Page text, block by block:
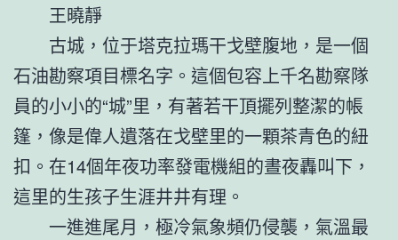
王曉靜
古城，位于塔克拉瑪干戈壁腹地，是一個
石油勘察項目標名字。這個包容上千名勘察隊
員的小小的“城”里，有著若干頂擺列整潔的帳
篷，像是偉人遺落在戈壁里的一顆茶青色的紐
扣。在14個年夜功率發電機組的晝夜轟叫下，
這里的生孩子生涯井井有理。
一進進尾月，極冷氣象頻仍侵襲，氣溫最